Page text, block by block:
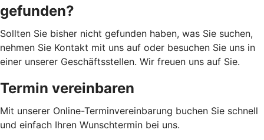
gefunden?
Sollten Sie bisher nicht gefunden haben, was Sie suchen,
nehmen Sie Kontakt mit uns auf oder besuchen Sie uns in
einer unserer Geschäftsstellen. Wir freuen uns auf Sie.
Termin vereinbaren
Mit unserer Online-Terminvereinbarung buchen Sie schnell
und einfach Ihren Wunschtermin bei uns.